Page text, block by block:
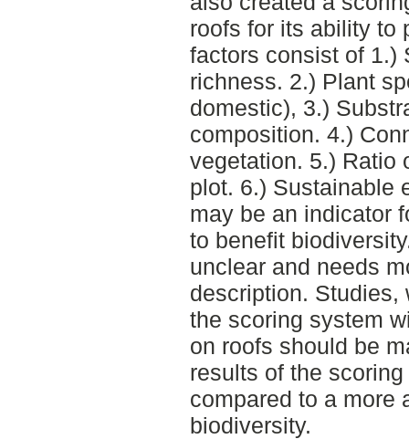
roofs for its ability to
factors consist of 1.)
richness. 2.) Plant
domestic), 3.)
composition. 4.)
vegetation. 5.) Ratio
plot. 6.) Sustainable
may be an indicator
to benefit
unclear and needs
description. Studies,
the scoring system
on roofs should be
results of the
compared to a more
biodiversity.